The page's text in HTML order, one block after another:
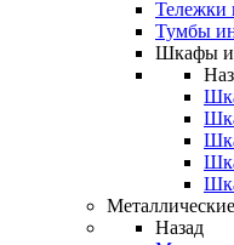
Тележки
Тумбы
Шкафы
Назад